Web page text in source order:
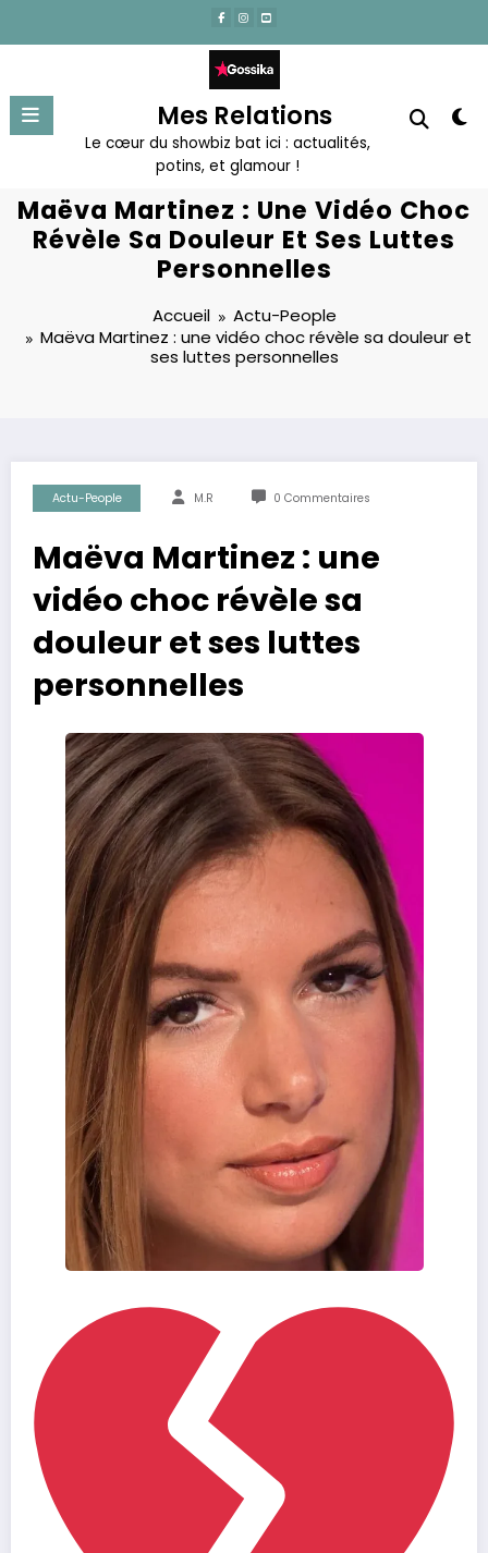
contenu
Mes Relations
Le cœur du showbiz bat ici : actualités,
potins, et glamour !
Maëva Martinez : Une Vidéo Choc
Révèle Sa Douleur Et Ses Luttes
Personnelles
Accueil
Actu-People
Maëva Martinez : une vidéo choc révèle sa douleur et
ses luttes personnelles
Actu-People M.R 0 Commentaires
Maëva Martinez : une
vidéo choc révèle sa
douleur et ses luttes
personnelles